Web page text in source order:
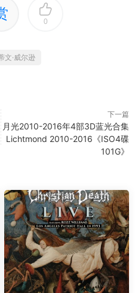
0
文·威尔逊
下一篇
月光2010-2016年4部3D蓝光合集
Lichtmond 2010-2016《ISO4碟
101G》